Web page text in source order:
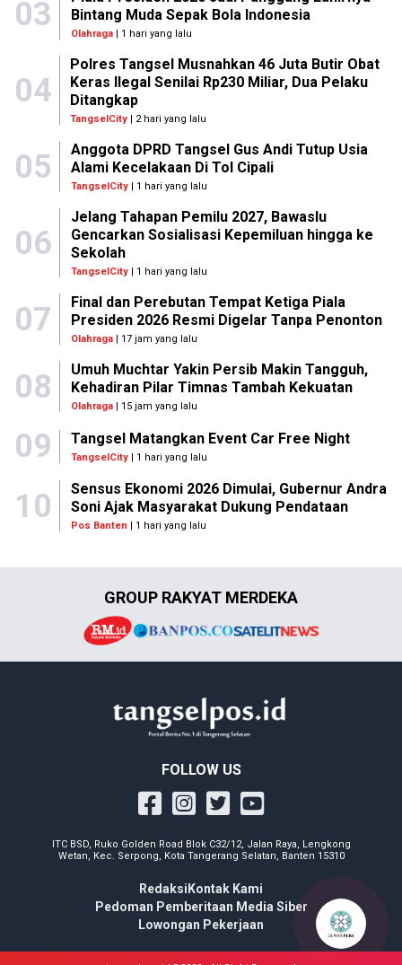
03
Bintang Muda Sepak Bola Indonesia
Olahraga| 1 hari yang lalu
04
Polres Tangsel Musnahkan 46 Juta Butir Obat
Keras Ilegal Senilai Rp230 Miliar, Dua Pelaku
Ditangkap
TangselCity | 2 hari yang lalu
05
Anggota DPRD Tangsel Gus Andi Tutup Usia
Alami Kecelakaan Di Tol Cipali
TangselCity| 1 hari yang lalu
06
Jelang Tahapan Pemilu 2027, Bawaslu
Gencarkan Sosialisasi Kepemiluan hingga ke
Sekolah
TangselCity| 1 hari yang lalu
07
Final dan Perebutan Tempat Ketiga Piala
Presiden 2026 Resmi Digelar Tanpa Penonton
Olahraga| 17 jam yang lalu
08
Umuh Muchtar Yakin Persib Makin Tangguh,
Kehadiran Pilar Timnas Tambah Kekuatan
Olahraga| 15 jam yang lalu
09 Tangsel Matangkan Event Car Free Night
TangselCity | 1 hari yang lalu
10
Sensus Ekonomi 2026 Dimulai, Gubernur Andra
Soni Ajak Masyarakat Dukung Pendataan
Pos Banten | 1 hari yang lalu
GROUP RAKYAT MERDEKA
FOLLOW US
ITC BSD, Ruko Golden Road Blok C32/12, Jalan Raya, Lengkong
Wetan, Kec. Serpong, Kota Tangerang Selatan, Banten 15310
Redaksi Kontak Kami
Pedoman Pemberitaan Media Siber
Lowongan Pekerjaan